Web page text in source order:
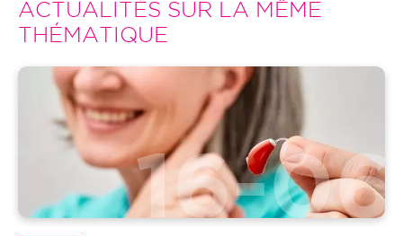
ACTUALITÉS SUR LA MÊME
THÉMATIQUE
Image